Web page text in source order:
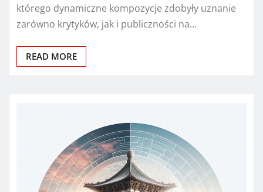
którego dynamiczne kompozycje zdobyły uznanie
zarówno krytyków, jak i publiczności na…
READ MORE